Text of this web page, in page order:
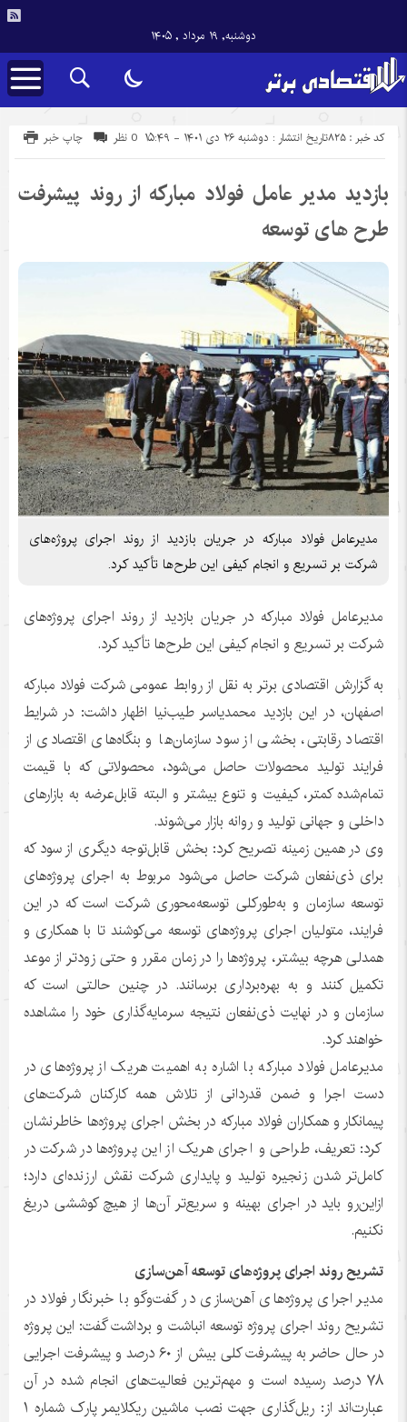
دوشنبه, ۱۹ مرداد , ۱۴۰۵
تاریخ انتشار : دوشنبه ۲۶ دی ۱۴۰۱ - ۱۵:۴۹ کد خبر : 825 چاپ خبر 0 نظر
بازدید مدیر عامل فولاد مبارکه از روند پیشرفت
طرح های توسعه
مدیرعامل فولاد مبارکه در جریان بازدید از روند اجرای پروژه‌های
شرکت بر تسریع و انجام کیفی این طرح‌ها تأکید کرد.
مدیرعامل فولاد مبارکه در جریان بازدید از روند اجرای پروژه‌های
شرکت بر تسریع و انجام کیفی این طرح‌ها تأکید کرد.
به گزارش اقتصادی برتر به نقل از روابط عمومی شرکت فولاد مبارکه
اصفهان، در این بازدید محمدیاسر طیب‌نیا اظهار داشت: در شرایط
اقتصاد رقابتی، بخشی از سود سازمان‌ها و بنگاه‌های اقتصادی از
فرایند تولید محصولات حاصل می‌شود، محصولاتی که با قیمت
تمام‌شده کمتر، کیفیت و تنوع بیشتر و البته قابل‌عرضه به بازارهای
داخلی و جهانی تولید و روانه بازار می‌شوند.
وی در همین زمینه تصریح کرد: بخش قابل‌توجه دیگری از سود که
برای ذی‌نفعان شرکت حاصل می‌شود مربوط به اجرای پروژه‌های
توسعه سازمان و به‌طورکلی توسعه‌محوری شرکت است که در این
فرایند، متولیان اجرای پروژه‌های توسعه می‌کوشند تا با همکاری و
همدلی هرچه بیشتر، پروژه‌ها را در زمان مقرر و حتی زودتر از موعد
تکمیل کنند و به بهره‌برداری برسانند. در چنین حالتی است که
سازمان و در نهایت ذی‌نفعان نتیجه سرمایه‌گذاری خود را مشاهده
خواهند کرد.
مدیرعامل فولاد مبارکه با اشاره به اهمیت هریک از پروژه‌های در
دست اجرا و ضمن قدردانی از تلاش همه کارکنان شرکت‌های
پیمانکار و همکاران فولاد مبارکه در بخش اجرای پروژه‌ها خاطرنشان
کرد: تعریف، طراحی و اجرای هریک از این پروژه‌ها در شرکت در
کامل‌تر شدن زنجیره تولید و پایداری شرکت نقش ارزنده‌ای دارد؛
ازاین‌رو باید در اجرای بهینه و سریع‌تر آن‌ها از هیچ کوششی دریغ
نکنیم.
تشریح روند اجرای پروژه‌های توسعه آهن‌سازی
مدیر اجرای پروژه‌های آهن‌سازی در گفت‌وگو با خبرنگار فولاد در
تشریح روند اجرای پروژه توسعه انباشت و برداشت گفت: این پروژه
در حال حاضر به پیشرفت کلی بیش از ۶۰ درصد و پیشرفت اجرایی
۷۸ درصد رسیده است و مهم‌ترین فعالیت‌های انجام شده در آن
عبارت‌اند از: ریل‌گذاری جهت نصب ماشین ریکلایمر پارک شماره ۱